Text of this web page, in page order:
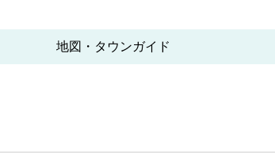
地図・タウンガイド